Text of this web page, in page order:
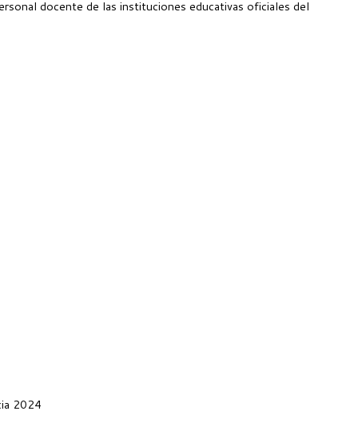
docente de las instituciones educativas oficiales del
2024